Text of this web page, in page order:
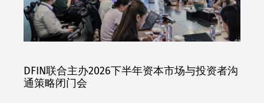
DFIN联合主办2026下半年资本市场与投资者沟
通策略闭门会